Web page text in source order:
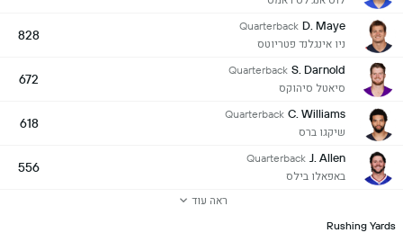
D. Maye
Quarterback
ניו אינגלנד פטריוטס
828
S. Darnold
Quarterback
סיאטל סיהוקס
672
C. Williams
Quarterback
שיקגו ברס
618
J. Allen
Quarterback
באפאלו בילס
556
ראה עוד
Rushing Yards